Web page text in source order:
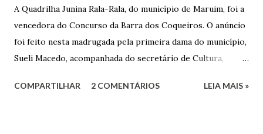
A Quadrilha Junina Rala-Rala, do município de Maruim, foi a
vencedora do Concurso da Barra dos Coqueiros. O anúncio
foi feito nesta madrugada pela primeira dama do município,
Sueli Macedo, acompanhada do secretário de Cultura,
Roberto Fernandes dos Santos Júnior, e na presença dos
COMPARTILHAR 2 COMENTÁRIOS LEIA MAIS »